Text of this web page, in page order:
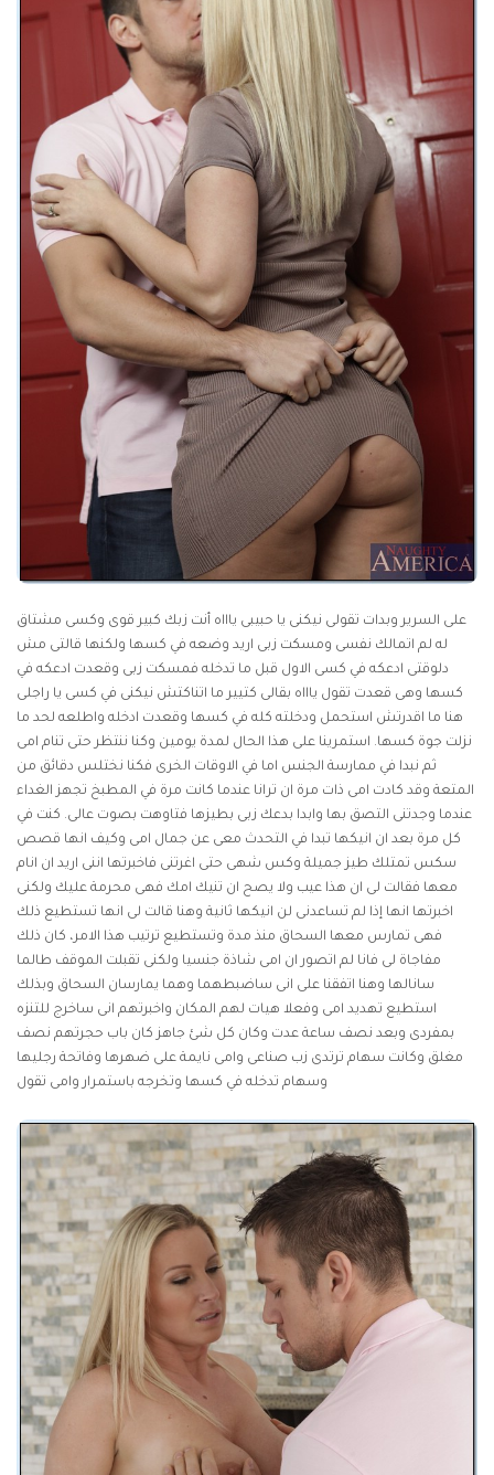
على السرير وبدات تقولى نيكنى يا حبيبى ياااه أنت زبك كبير قوى وكسى مشتاق
له لم اتمالك نفسى ومسكت زبى اريد وضعه في كسها ولكنها قالتى مش
دلوقتى ادعكه في كسى الاول قبل ما تدخله فمسكت زبى وقعدت ادعكه في
كسها وهى قعدت تقول ياااه بقالى كتيير ما اتناكتش نيكنى في كسى يا راجلى
هنا ما اقدرتش استحمل ودخلته كله في كسها وقعدت ادخله واطلعه لحد ما
نزلت جوة كسها. استمرينا على هذا الحال لمدة يومين وكنا ننتظر حتى تنام امى
ثم نبدا في ممارسة الجنس اما في الاوقات الخرى فكنا نختلس دقائق من
المتعة وقد كادت امى ذات مرة ان ترانا عندما كانت مرة في المطبخ تجهز الغداء
عندما وجدتنى التصق بها وابدا بدعك زبى بطيزها فتاوهت بصوت عالى. كنت في
كل مرة بعد ان انيكها تبدا في التحدث معى عن جمال امى وكيف انها قصص
سكس تمتلك طيز جميلة وكس شهى حتى اغرتنى فاخبرتها اننى اريد ان انام
معها فقالت لى ان هذا عيب ولا يصح ان تنيك امك فهى محرمة عليك ولكنى
اخبرتها انها إذا لم تساعدنى لن انيكها ثانية وهنا قالت لى انها تستطيع ذلك
فهى تمارس معها السحاق منذ مدة وتستطيع ترتيب هذا الامر، كان ذلك
مفاجاة لى فانا لم اتصور ان امى شاذة جنسيا ولكنى تقبلت الموقف طالما
سانالها وهنا اتفقنا على انى ساضبطهما وهما يمارسان السحاق وبذلك
استطيع تهديد امى وفعلا هيات لهم المكان واخبرتهم انى ساخرج للتنزه
بمفردى وبعد نصف ساعة عدت وكان كل شئ جاهز كان باب حجرتهم نصف
مغلق وكانت سهام ترتدى زب صناعى وامى نايمة على ضهرها وفاتحة رجليها
وسهام تدخله في كسها وتخرجه باستمرار وامى تقول